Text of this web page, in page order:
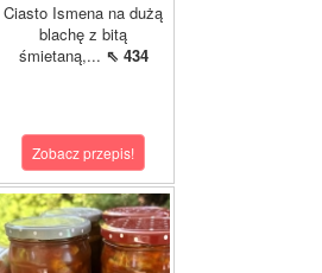
Ciasto Ismena na dużą
blachę z bitą
śmietaną,... ⇖ 434
Zobacz przepis!